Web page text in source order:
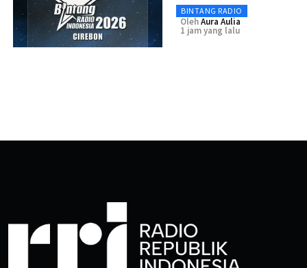
BINTANG RADIO
OlehAura Aulia
1 jam yang lalu